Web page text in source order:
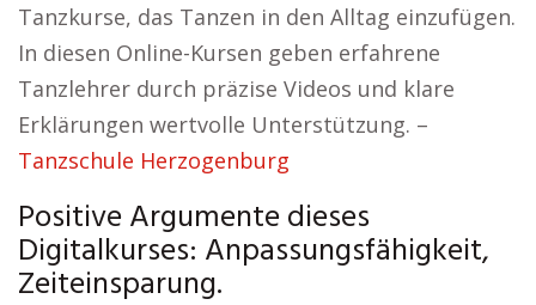
Tanzkurse, das Tanzen in den Alltag einzufügen.
In diesen Online-Kursen geben erfahrene
Tanzlehrer durch präzise Videos und klare
Erklärungen wertvolle Unterstützung. –
Tanzschule Herzogenburg
Positive Argumente dieses
Digitalkurses: Anpassungsfähigkeit,
Zeiteinsparung.